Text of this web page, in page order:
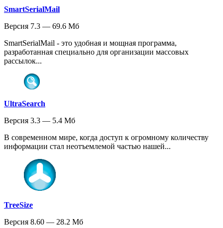
SmartSerialMail
Версия 7.3 — 69.6 Мб
SmartSerialMail - это удобная и мощная программа,
разработанная специально для организации массовых
рассылок...
UltraSearch
Версия 3.3 — 5.4 Мб
В современном мире, когда доступ к огромному количеству
информации стал неотъемлемой частью нашей...
TreeSize
Версия 8.60 — 28.2 Мб